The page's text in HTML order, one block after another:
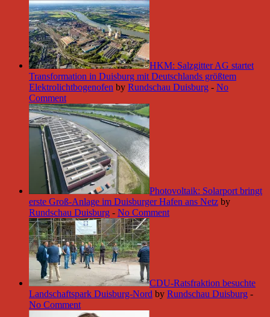
HKM: Salzgitter AG startet
Transformation in Duisburg mit Deutschlands größtem
Elektrolichtbogenofen by Rundschau Duisburg - No
Comment
Photovoltaik: Solarport bringt
erste Groß-Anlage im Duisburger Hafen ans Netz by
Rundschau Duisburg - No Comment
CDU-Ratsfraktion besuchte
Landschaftspark Duisburg-Nord by Rundschau Duisburg -
No Comment